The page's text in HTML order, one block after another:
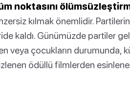
noktasını
kılmak önemlidir. Partilerin
kaldı. Günümüzde partiler
veya çocukların durumunda,
ödüllü filmlerden